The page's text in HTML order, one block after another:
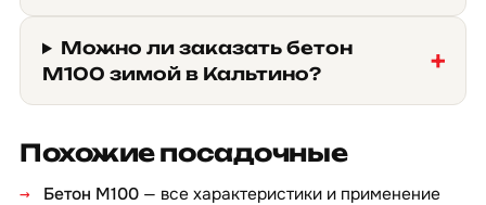
Можно ли заказать бетон
М100 зимой в Кальтино?
Похожие посадочные
Бетон М100 — все характеристики и применение